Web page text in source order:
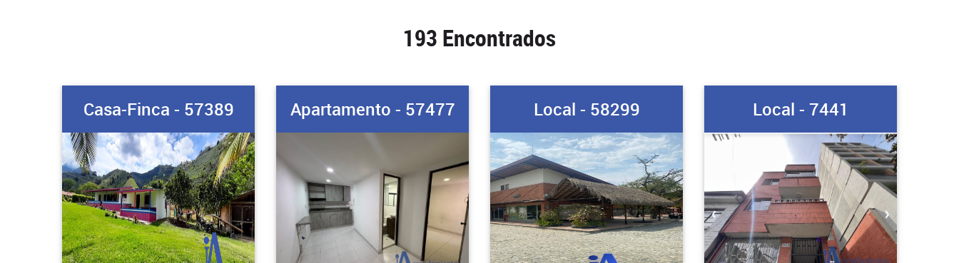
193 Encontrados
Casa-Finca - 57389 Apartamento - 57477 Local - 58299 Local - 7441